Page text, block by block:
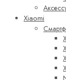
Xiaomi